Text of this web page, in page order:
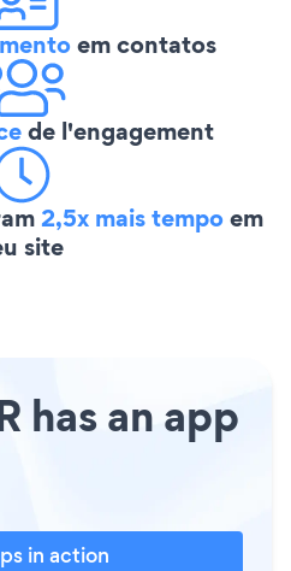
em contatos
de l'engagement
2,5x mais tempoem
site
has an app
in action